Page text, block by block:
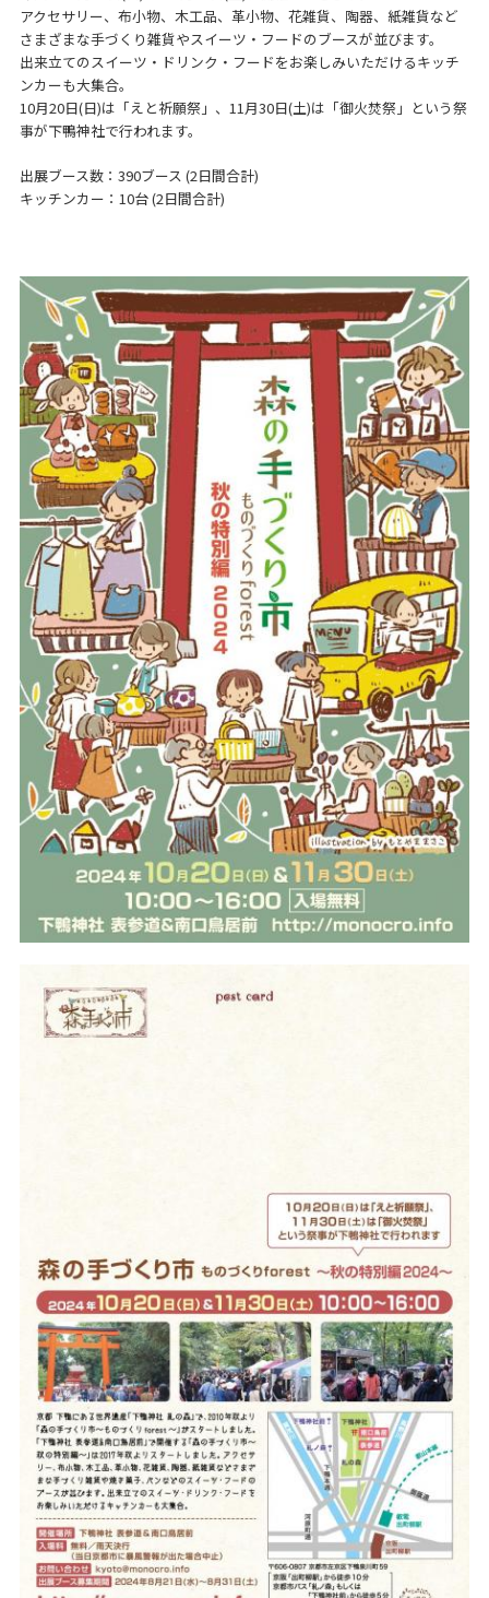
アクセサリー、布小物、木工品、革小物、花雑貨、陶器、紙雑貨など
さまざまな手づくり雑貨やスイーツ・フードのブースが並びます。
出来立てのスイーツ・ドリンク・フードをお楽しみいただけるキッチ
ンカーも大集合。
10月20日(日)は「えと祈願祭」、11月30日(土)は「御火焚祭」という祭
事が下鴨神社で行われます。
出展ブース数：390ブース (2日間合計)
キッチンカー：10台 (2日間合計)